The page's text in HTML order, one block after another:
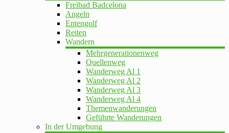
Freibad Badcelona
Angeln
Entengolf
Reiten
Wandern
Mehrgenerationenweg
Quellenweg
Wanderweg Al 1
Wanderweg Al 2
Wanderweg Al 3
Wanderweg Al 4
Themenwanderungen
Geführte Wanderungen
In der Umgebung